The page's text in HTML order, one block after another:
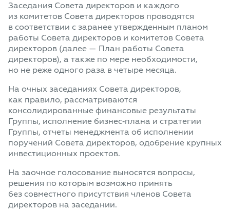
Заседания Совета директоров и каждого
из комитетов Совета директоров проводятся
в соответствии с заранее утвержденным планом
работы Совета директоров и комитетов Совета
директоров (далее — План работы Совета
директоров), а также по мере необходимости,
но не реже одного раза в четыре месяца.
На очных заседаниях Совета директоров,
как правило, рассматриваются
консолидированные финансовые результаты
Группы, исполнение бизнес‑плана и стратегии
Группы, отчеты менеджмента об исполнении
поручений Совета директоров, одобрение крупных
инвестиционных проектов.
На заочное голосование выносятся вопросы,
решения по которым возможно принять
без совместного присутствия членов Совета
директоров на заседании.